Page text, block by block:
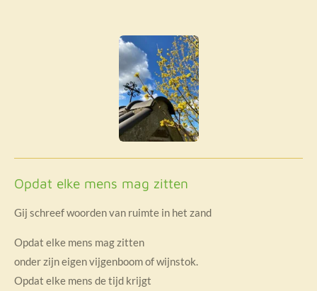
Opdat elke mens mag zitten
Gij schreef woorden van ruimte in het zand
Opdat elke mens mag zitten
onder zijn eigen vijgenboom of wijnstok.
Opdat elke mens de tijd krijgt